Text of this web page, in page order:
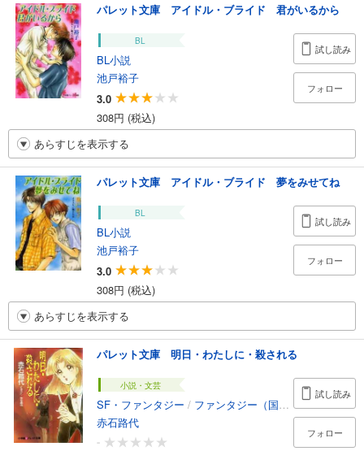
パレット文庫 アイドル・ブライド 君がいるから
BL
BL小説
池戸裕子
3.0
308円 (税込)
試し読み
フォロー
あらすじを表示する
パレット文庫 アイドル・ブライド 夢をみせてね
BL
BL小説
池戸裕子
3.0
308円 (税込)
試し読み
フォロー
あらすじを表示する
パレット文庫 明日・わたしに・殺される
小説・文芸
SF・ファンタジー / ファンタジー（国内）
赤石路代
-
試し読み
フォロー